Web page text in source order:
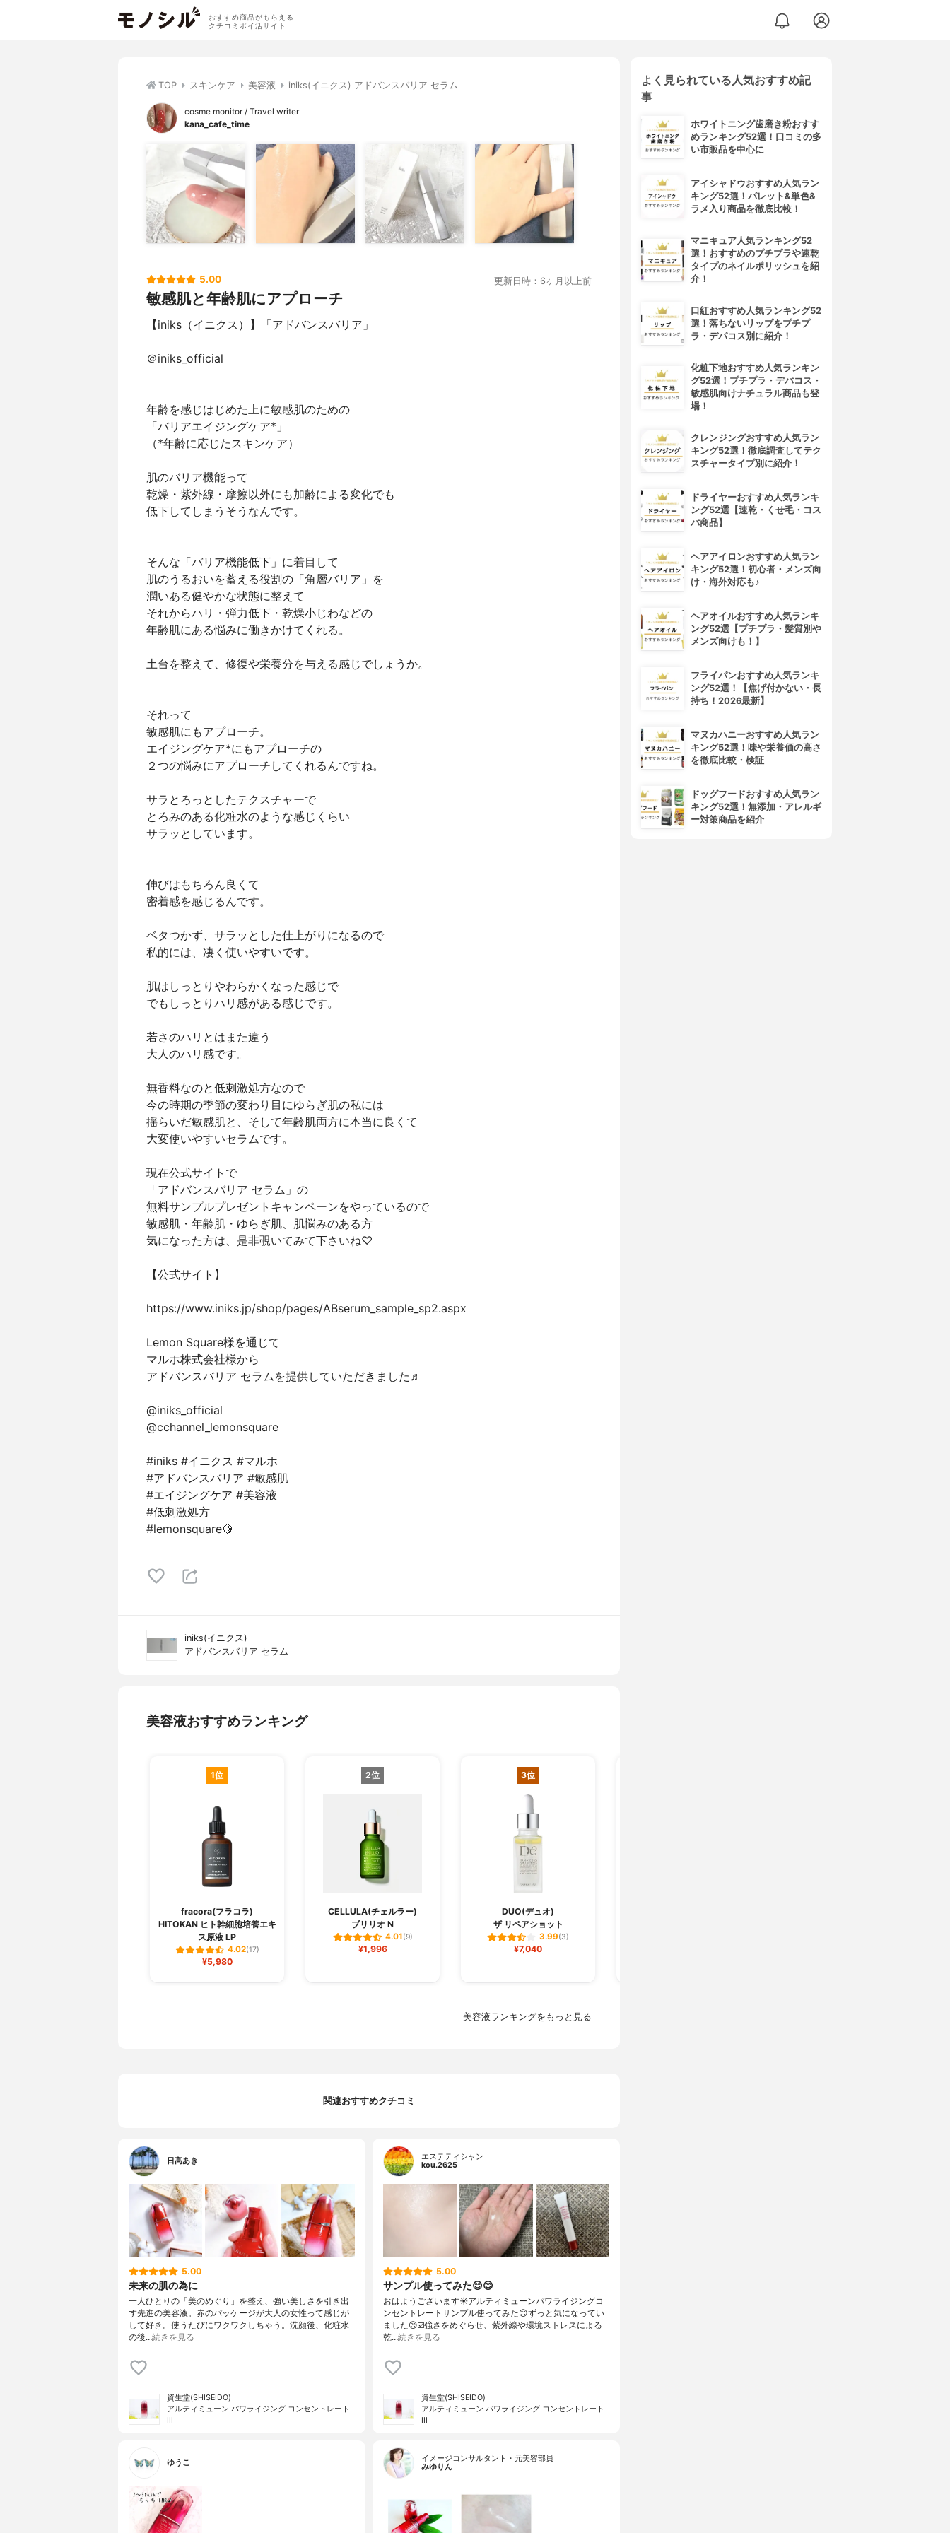
おすすめ商品がもらえる
クチコミポイ活サイト
TOP スキンケア 美容液 iniks(イニクス) アドバンスバリア セラム
cosme monitor / Travel writer
kana_cafe_time
5.00 更新日時：6ヶ月以上前
敏感肌と年齢肌にアプローチ
【iniks（イニクス）】「アドバンスバリア」
＠iniks_official
年齢を感じはじめた上に敏感肌のための
「バリアエイジングケア*」
（*年齢に応じたスキンケア）
肌のバリア機能って
乾燥・紫外線・摩擦以外にも加齢による変化でも
低下してしまうそうなんです。
そんな「バリア機能低下」に着目して
肌のうるおいを蓄える役割の「角層バリア」を
潤いある健やかな状態に整えて
それからハリ・弾力低下・乾燥小じわなどの
年齢肌にある悩みに働きかけてくれる。
土台を整えて、修復や栄養分を与える感じでしょうか。
それって
敏感肌にもアプローチ。
エイジングケア*にもアプローチの
２つの悩みにアプローチしてくれるんですね。
サラとろっとしたテクスチャーで
とろみのある化粧水のような感じくらい
サラッとしています。
伸びはもちろん良くて
密着感を感じるんです。
ベタつかず、サラッとした仕上がりになるので
私的には、凄く使いやすいです。
肌はしっとりやわらかくなった感じで
でもしっとりハリ感がある感じです。
若さのハリとはまた違う
大人のハリ感です。
無香料なのと低刺激処方なので
今の時期の季節の変わり目にゆらぎ肌の私には
揺らいだ敏感肌と、そして年齢肌両方に本当に良くて
大変使いやすいセラムです。
現在公式サイトで
「アドバンスバリア セラム」の
無料サンプルプレゼントキャンペーンをやっているので
敏感肌・年齢肌・ゆらぎ肌、肌悩みのある方
気になった方は、是非覗いてみて下さいね♡
【公式サイト】
https://www.iniks.jp/shop/pages/ABserum_sample_sp2.aspx
Lemon Square様を通じて
マルホ株式会社様から
アドバンスバリア セラムを提供していただきました♬
@iniks_official
@cchannel_lemonsquare
#iniks #イニクス #マルホ
#アドバンスバリア #敏感肌
#エイジングケア #美容液
#低刺激処方
#lemonsquare🍋
iniks(イニクス)
アドバンスバリア セラム
美容液おすすめランキング
1位
fracora(フラコラ)
HITOKAN ヒト幹細胞培養エキ
ス原液 LP
4.02(17)
¥5,980
2位
CELLULA(チェルラー)
ブリリオ N
4.01(9)
¥1,996
3位
DUO(デュオ)
ザ リペアショット
3.99(3)
¥7,040
美容液ランキングをもっと見る
関連おすすめクチコミ
日高あき
5.00
未来の肌の為に
一人ひとりの「美のめぐり」を整え、強い美しさを引き出
す先進の美容液。赤のパッケージが大人の女性って感じが
して好き。使うたびにワクワクしちゃう。洗顔後、化粧水
の後…続きを見る
資生堂(SHISEIDO)
アルティミューン パワライジング コンセントレート
III
エステティシャン
kou.2625
5.00
サンプル使ってみた😊😊
おはようございます☀アルティミューンパワライジングコ
ンセントレートサンプル使ってみた😊ずっと気になってい
ました😊☑️強さをめぐらせ、紫外線や環境ストレスによる
乾…続きを見る
資生堂(SHISEIDO)
アルティミューン パワライジング コンセントレート
III
ゆうこ
イメージコンサルタント・元美容部員
みゆりん
よく見られている人気おすすめ記
事
ホワイトニング歯磨き粉おすす
めランキング52選！口コミの多
い市販品を中心に
アイシャドウおすすめ人気ラン
キング52選！パレット&単色&
ラメ入り商品を徹底比較！
マニキュア人気ランキング52
選！おすすめのプチプラや速乾
タイプのネイルポリッシュを紹
介！
口紅おすすめ人気ランキング52
選！落ちないリップをプチプ
ラ・デパコス別に紹介！
化粧下地おすすめ人気ランキン
グ52選！プチプラ・デパコス・
敏感肌向けナチュラル商品も登
場！
クレンジングおすすめ人気ラン
キング52選！徹底調査してテク
スチャータイプ別に紹介！
ドライヤーおすすめ人気ランキ
ング52選【速乾・くせ毛・コス
パ商品】
ヘアアイロンおすすめ人気ラン
キング52選！初心者・メンズ向
け・海外対応も♪
ヘアオイルおすすめ人気ランキ
ング52選【プチプラ・髪質別や
メンズ向けも！】
フライパンおすすめ人気ランキ
ング52選！【焦げ付かない・長
持ち！2026最新】
マヌカハニーおすすめ人気ラン
キング52選！味や栄養価の高さ
を徹底比較・検証
ドッグフードおすすめ人気ラン
キング52選！無添加・アレルギ
ー対策商品を紹介